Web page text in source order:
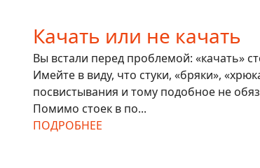
Качать или не качать
Вы встали перед проблемой: «качать»
Имейте в виду, что стуки, «бряки»,
посвистывания и тому подобное не
Помимо стоек в по...
ПОДРОБНЕЕ